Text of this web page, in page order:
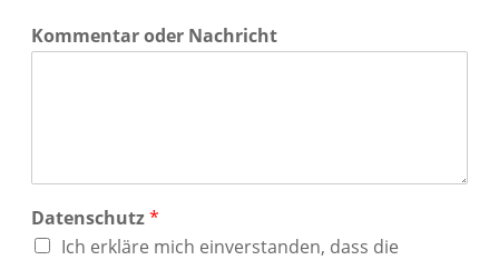
Kommentar oder Nachricht
Datenschutz*
Ich erkläre mich einverstanden, dass die